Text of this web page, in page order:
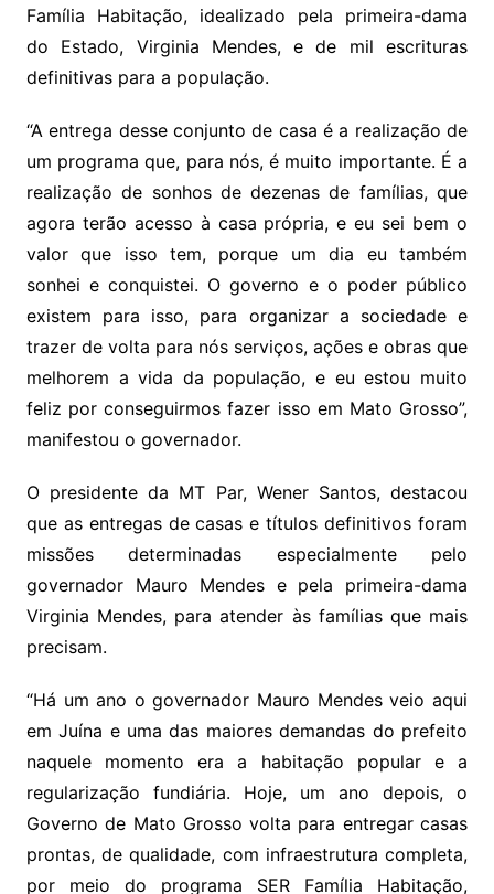
Família Habitação, idealizado pela primeira-dama
do Estado, Virginia Mendes, e de mil escrituras
definitivas para a população.
“A entrega desse conjunto de casa é a realização de
um programa que, para nós, é muito importante. É a
realização de sonhos de dezenas de famílias, que
agora terão acesso à casa própria, e eu sei bem o
valor que isso tem, porque um dia eu também
sonhei e conquistei. O governo e o poder público
existem para isso, para organizar a sociedade e
trazer de volta para nós serviços, ações e obras que
melhorem a vida da população, e eu estou muito
feliz por conseguirmos fazer isso em Mato Grosso”,
manifestou o governador.
O presidente da MT Par, Wener Santos, destacou
que as entregas de casas e títulos definitivos foram
missões determinadas especialmente pelo
governador Mauro Mendes e pela primeira-dama
Virginia Mendes, para atender às famílias que mais
precisam.
“Há um ano o governador Mauro Mendes veio aqui
em Juína e uma das maiores demandas do prefeito
naquele momento era a habitação popular e a
regularização fundiária. Hoje, um ano depois, o
Governo de Mato Grosso volta para entregar casas
prontas, de qualidade, com infraestrutura completa,
por meio do programa SER Família Habitação,